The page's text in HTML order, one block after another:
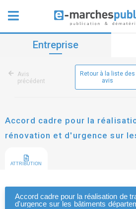
Entreprise
Avis
précédent
Retour à la liste des
avis
Accord cadre pour la
rénovation et d'urgence sur
certains lots
ATTRIBUTION
Accord cadre pour la réalisation de
d'urgence sur les bâtiments